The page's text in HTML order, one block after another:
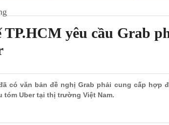
yêu cầu Grab
có văn bản đề nghị Grab phải cung cấp hợp
Uber tại thị trường Việt Nam.